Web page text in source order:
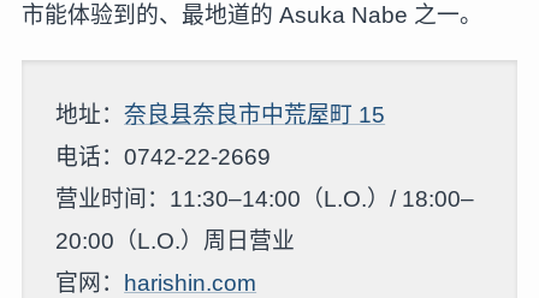
市能体验到的、最地道的 Asuka Nabe 之一。
地址：奈良县奈良市中荒屋町 15
电话：0742-22-2669
营业时间：11:30–14:00（L.O.）/ 18:00–
20:00（L.O.）周日营业
官网：
harishin.com